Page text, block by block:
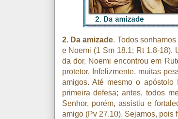
2. Da amizade. Todos
e Noemi (1 Sm 18.1; Rt 1.8-18).
da dor, Noemi encontrou em
protetor. Infelizmente, muitas
amigos. Até mesmo o
primeira defesa; antes, todos
Senhor, porém, assistiu e
amigo (Pv 27.10). Sejamos, pois